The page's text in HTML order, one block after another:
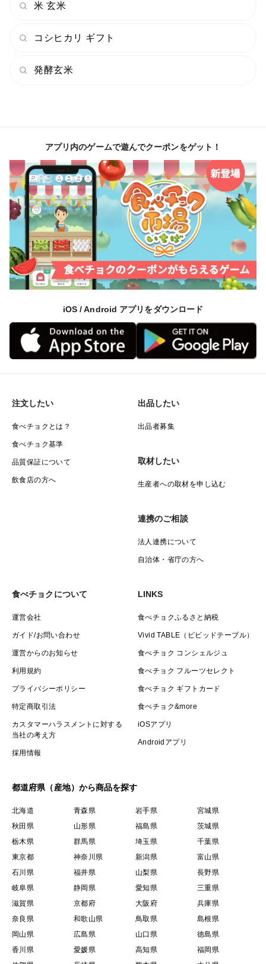
米 玄米
コシヒカリ ギフト
発酵玄米
アプリ内のゲームで遊んでクーポンをゲット！
iOS / Android アプリをダウンロード
注文したい
食べチョクとは？
食べチョク基準
品質保証について
飲食店の方へ
出品したい
出品者募集
取材したい
生産者への取材を申し込む
連携のご相談
法人連携について
自治体・省庁の方へ
食べチョクについて
運営会社
ガイド/お問い合わせ
運営からのお知らせ
利用規約
プライバシーポリシー
特定商取引法
カスタマーハラスメントに対する
当社の考え方
採用情報
LINKS
食べチョクふるさと納税
Vivid TABLE（ビビッドテーブル）
食べチョク コンシェルジュ
食べチョク フルーツセレクト
食べチョク ギフトカード
食べチョク&more
iOSアプリ
Androidアプリ
都道府県（産地）から商品を探す
北海道 青森県 岩手県
宮城県
秋田県
山形県 福島県
茨城県
栃木県
群馬県 埼玉県
千葉県
東京都
神奈川県 新潟県
富山県
石川県
福井県 山梨県
長野県
岐阜県
静岡県 愛知県
三重県
滋賀県
京都府 大阪府
兵庫県
奈良県
和歌山県 鳥取県
島根県
岡山県
広島県 山口県
徳島県
香川県
愛媛県 高知県
福岡県